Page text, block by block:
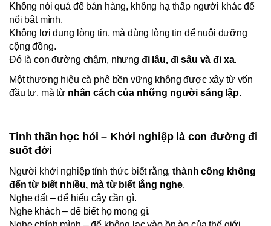
Không nói quá để bán hàng, không hạ thấp người khác để
nổi bật mình.
Không lợi dụng lòng tin, mà dùng lòng tin để nuôi dưỡng
cộng đồng.
Đó là con đường chậm, nhưng đi lâu, đi sâu và đi xa.
Một thương hiệu cà phê bền vững không được xây từ vốn
đầu tư, mà từ nhân cách của những người sáng lập.
Tinh thần học hỏi – Khởi nghiệp là con đường đi
suốt đời
Người khởi nghiệp tỉnh thức biết rằng,thành công không
đến từ biết nhiều, mà từ biết lắng nghe.
Nghe đất – để hiểu cây cần gì.
Nghe khách – để biết họ mong gì.